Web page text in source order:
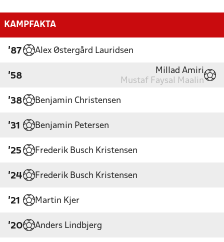
KAMPFAKTA
'87 Alex Østergård Lauridsen
'58
Millad Amiri
Mustaf Faysal Maalin
'38 Benjamin Christensen
'31 Benjamin Petersen
'25 Frederik Busch Kristensen
'24 Frederik Busch Kristensen
'21 Martin Kjer
'20 Anders Lindbjerg